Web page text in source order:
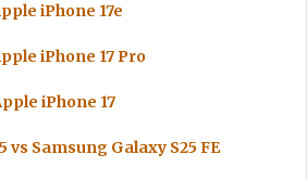
iPhone 17e
iPhone 17 Pro
iPhone 17
vs Samsung Galaxy S25 FE